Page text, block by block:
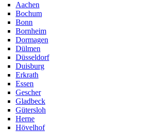
Aachen
Bochum
Bonn
Bornheim
Dormagen
Dülmen
Düsseldorf
Duisburg
Erkrath
Essen
Gescher
Gladbeck
Gütersloh
Herne
Hövelhof